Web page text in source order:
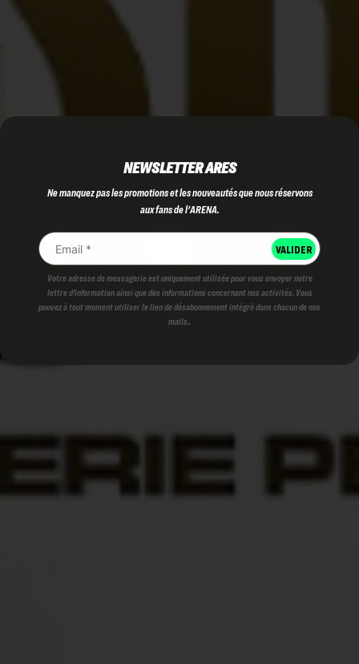
NEWSLETTER ARES
Ne manquez pas les promotions et les nouveautés que nous réservons
aux fans de l'ARENA.
Votre adresse de messagerie est uniquement utilisée pour vous envoyer notre
lettre d'information ainsi que des informations concernant nos activités. Vous
pouvez à tout moment utiliser le lien de désabonnement intégré dans chacun de nos
mails..